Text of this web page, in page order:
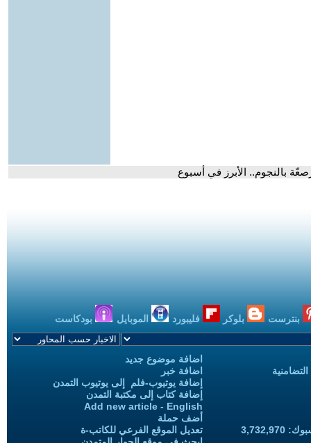
بالنجوم.. الأبرز في أسبوع
بنترست بلوكر فليبورد الموبايل بودكاست
اضافة موضوع جديد
اضافة خبر
إضافة يوتيوب-فلم إلى يوتيوب التمدن
إضافة كتاب إلى مكتبة التمدن
Add new article - English
أضف حملة
تعديل الموقع الفرعي للكاتب-ة